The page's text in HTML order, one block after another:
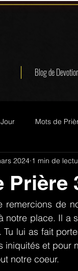
Blog de
Mots de
Prière
2024 1 min de
remercions de
notre place. Il a
lui as fait
iniquités et pour
notre coeur.